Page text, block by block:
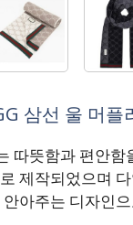
삼선 울 머
따뜻함과 편안
제작되었으며
아주는 디자인